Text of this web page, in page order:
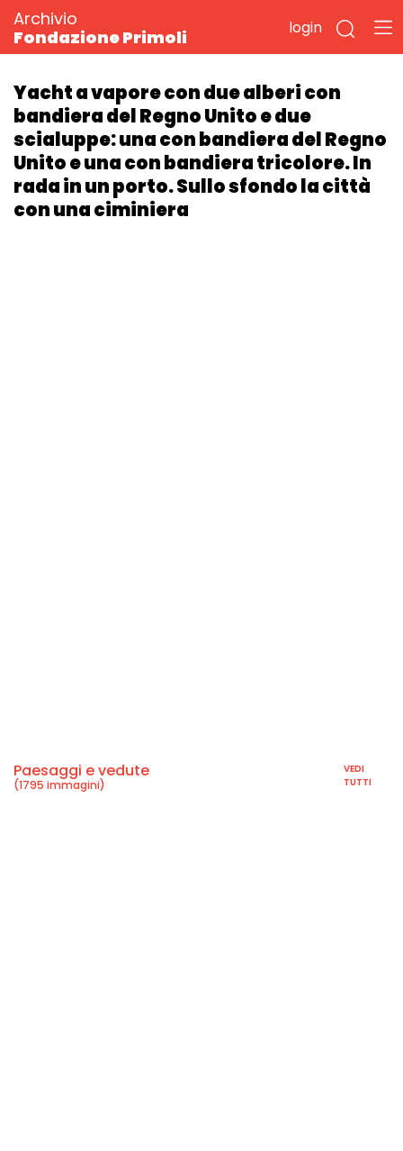
Archivio
Fondazione Primoli
login
Yacht a vapore con due alberi con
bandiera del Regno Unito e due
scialuppe: una con bandiera del Regno
Unito e una con bandiera tricolore. In
rada in un porto. Sullo sfondo la città
con una ciminiera
Paesaggi e vedute
(1795 immagini)
VEDI
TUTTI